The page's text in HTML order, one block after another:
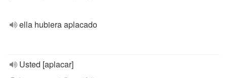
ella hubiera aplacado
Usted [aplacar]